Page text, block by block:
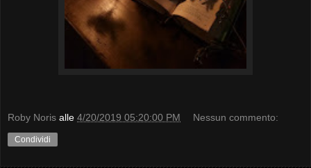
Roby Noris alle 4/20/2019 05:20:00 PM Nessun commento:
Condividi